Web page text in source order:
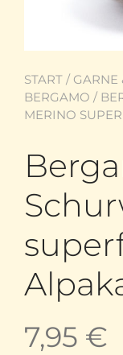
START / GARNE
BERGAMO /
MERINO
7,95 €